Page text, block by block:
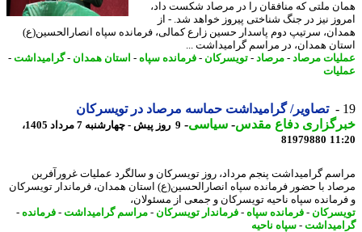
ملتی که منافقان را در مرصاد شکست داد،
نیز در جنگ شناختی پیروز خواهد شد. - از
سرتیپ دوم پاسدار حسین زارع کمالی، فرمانده سپاه انصارالحسین(ع)
همدان، در مراسم گرامیداشت ...
مرصاد -مرصاد -تویسرکان -فرمانده سپاه-استان همدان- گرامیداشت -
تصاویر/ گرامیداشت حماسه مرصاد در تویسرکان
دفاع مقدس-سیاسی-
9 روز پیش - چهارشنبه 7 مرداد 1405،
81979880
گرامیداشت پنجم مرداد، روز تویسرکان و سالگرد عملیات غرورآفرین
با حضور فرمانده سپاه انصارالحسین(ع) استان همدان، فرماندار تویسرکان
سپاه ناحیه تویسرکان و جمعی از مسئولان،
-فرمانده سپاه-فرماندار تویسرکان -مراسم گرامیداشت -فرمانده-
-سپاه ناحیه